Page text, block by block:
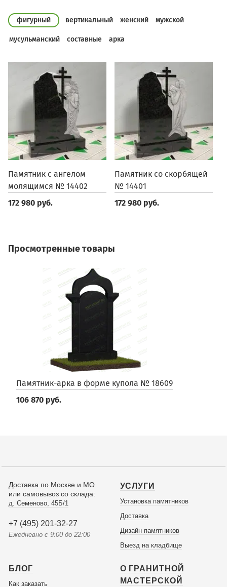
фигурный вертикальный женский мужской
мусульманский составные арка
Памятник с ангелом
молящимся № 14402
172 980 руб.
Памятник со скорбящей
№ 14401
172 980 руб.
Просмотренные товары
Памятник-арка в форме купола № 18609
106 870 руб.
Доставка по Москве и МО
или самовывоз со склада:
д. Семеново, 45Б/1
+7 (495) 201-32-27
Ежедневно с 9:00 до 22:00
УСЛУГИ
Установка памятников
Доставка
Дизайн памятников
Выезд на кладбище
БЛОГ
Как заказать
О ГРАНИТНОЙ
МАСТЕРСКОЙ